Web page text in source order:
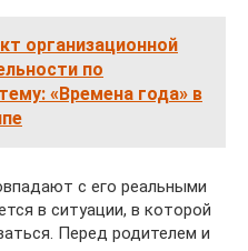
организационной
по
«Времена года» в
с его реальными
в ситуации, в которой
Перед родителем и